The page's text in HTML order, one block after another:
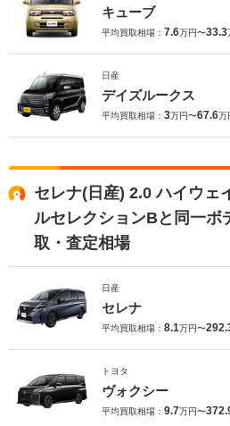
キューブ
平均買取相場： 7.6万円〜33.3
日産
デイズルークス
平均買取相場： 3万円〜67.6万
セレナ(日産) 2.0 ハイウェ
ルセレクションBと同一ボ
取・査定相場
日産
セレナ
平均買取相場： 8.1万円〜
トヨタ
ヴォクシー
平均買取相場： 9.7万円〜